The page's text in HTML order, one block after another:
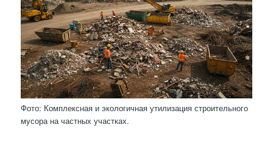
Фото: Комплексная и экологичная утилизация строительного
мусора на частных участках.